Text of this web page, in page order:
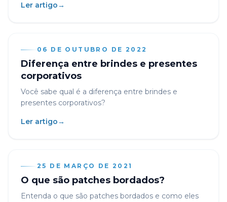
Ler artigo→
06 DE OUTUBRO DE 2022
Diferença entre brindes e presentes
corporativos
Você sabe qual é a diferença entre brindes e
presentes corporativos?
Ler artigo→
25 DE MARÇO DE 2021
O que são patches bordados?
Entenda o que são patches bordados e como eles